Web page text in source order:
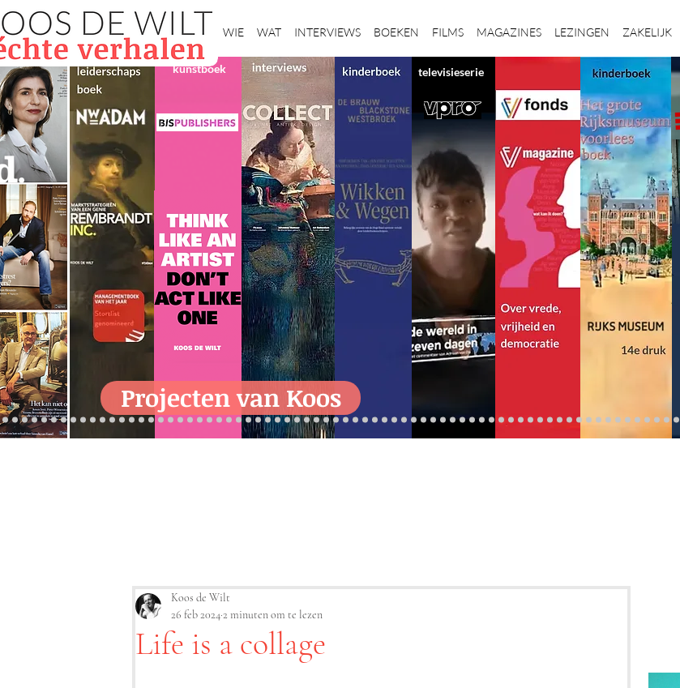
Home WIE WAT INTERVIEWS BOEKEN FILMS MAGAZINES LEZINGEN ZAKELIJK
kunstboek televisieserie
Projecten van Koos
Life is a collage
Koos de Wilt
26 feb 20242 minuten om te lezen